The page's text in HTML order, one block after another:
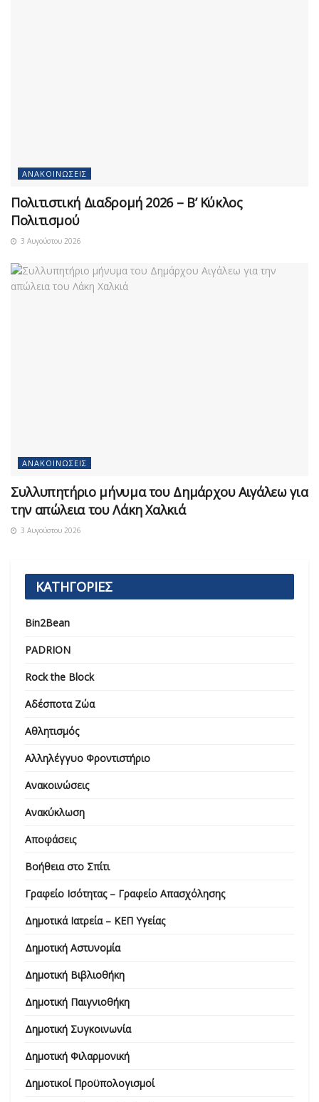
ΑΝΑΚΟΙΝΏΣΕΙΣ
Πολιτιστική Διαδρομή 2026 – Β’ Κύκλος
Πολιτισμού
3 Αυγούστου 2026
ΑΝΑΚΟΙΝΏΣΕΙΣ
Συλλυπητήριο μήνυμα του Δημάρχου Αιγάλεω για
την απώλεια του Λάκη Χαλκιά
3 Αυγούστου 2026
ΚΑΤΗΓΟΡΙΕΣ
Bin2Bean
PADRION
Rock the Block
Αδέσποτα Ζώα
Αθλητισμός
Αλληλέγγυο Φροντιστήριο
Ανακοινώσεις
Ανακύκλωση
Αποφάσεις
Βοήθεια στο Σπίτι
Γραφείο Ισότητας – Γραφείο Απασχόλησης
Δημοτικά Ιατρεία – ΚΕΠ Υγείας
Δημοτική Αστυνομία
Δημοτική Βιβλιοθήκη
Δημοτική Παιγνιοθήκη
Δημοτική Συγκοινωνία
Δημοτική Φιλαρμονική
Δημοτικοί Προϋπολογισμοί